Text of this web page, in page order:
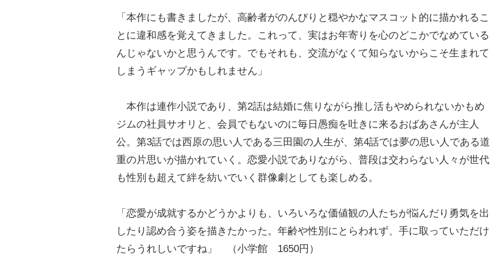
「本作にも書きましたが、高齢者がのんびりと穏やかなマスコット的に描かれるこ
とに違和感を覚えてきました。これって、実はお年寄りを心のどこかでなめている
んじゃないかと思うんです。でもそれも、交流がなくて知らないからこそ生まれて
しまうギャップかもしれません」
本作は連作小説であり、第2話は結婚に焦りながら推し活もやめられないかもめ
ジムの社員サオリと、会員でもないのに毎日愚痴を吐きに来るおばあさんが主人
公。第3話では西原の思い人である三田園の人生が、第4話では夢の思い人である道
重の片思いが描かれていく。恋愛小説でありながら、普段は交わらない人々が世代
も性別も超えて絆を紡いでいく群像劇としても楽しめる。
「恋愛が成就するかどうかよりも、いろいろな価値観の人たちが悩んだり勇気を出
したり認め合う姿を描きたかった。年齢や性別にとらわれず、手に取っていただけ
たらうれしいですね」 （小学館 1650円）